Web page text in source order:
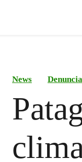
News Denuncia